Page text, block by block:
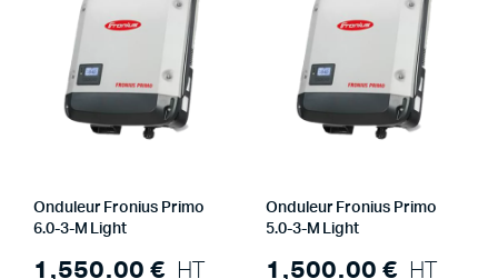
Onduleur Fronius Primo
6.0-3-M Light
1,550.00 € HT
Onduleur Fronius Primo
5.0-3-M Light
1,500.00 € HT